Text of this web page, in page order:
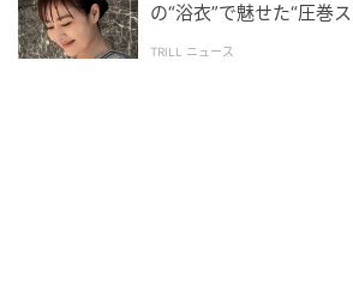
の“浴衣”で魅せた“圧巻
TRILL ニュース